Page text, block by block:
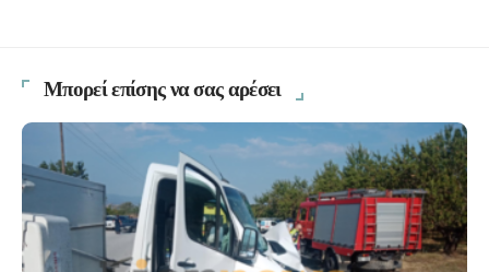
Μπορεί επίσης να σας αρέσει